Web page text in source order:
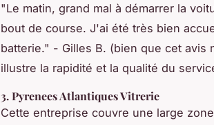
"Le matin, grand mal à démarrer la
bout de course. J'ai été très bien
batterie." - Gilles B. (bien que cet avis
illustre la rapidité et la qualité du
3.Pyrenees Atlantiques Vitrerie
Cette entreprise couvre une large